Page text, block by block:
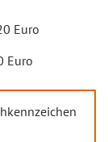
Euro
Euro